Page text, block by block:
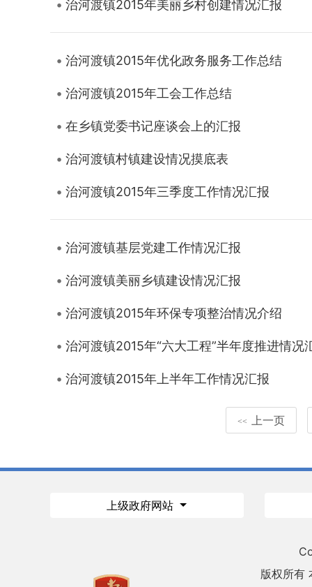
治河渡镇2015年美丽乡村创建情况汇报
治河渡镇2015年优化政务服务工作总结
治河渡镇2015年工会工作总结
在乡镇党委书记座谈会上的汇报
治河渡镇村镇建设情况摸底表
治河渡镇2015年三季度工作情况汇报
治河渡镇基层党建工作情况汇报
治河渡镇美丽乡镇建设情况汇报
治河渡镇2015年环保专项整治情况介绍
治河渡镇2015年“六大工程”半年度推进情况
治河渡镇2015年上半年工作情况汇报
<< 上一页
上级政府网站
版权所有